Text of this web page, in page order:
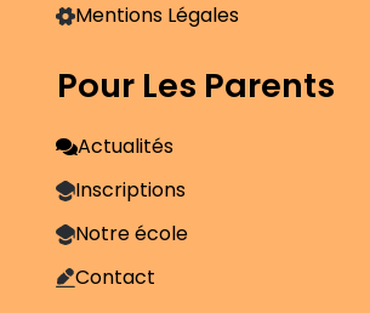
Mentions Légales
Pour Les Parents
Actualités
Inscriptions
Notre école
Contact